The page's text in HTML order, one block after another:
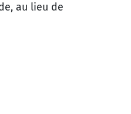
au lieu de